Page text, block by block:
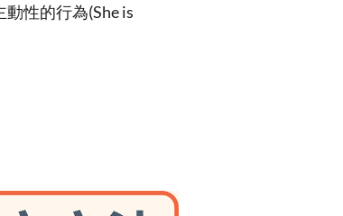
性的行為(She is